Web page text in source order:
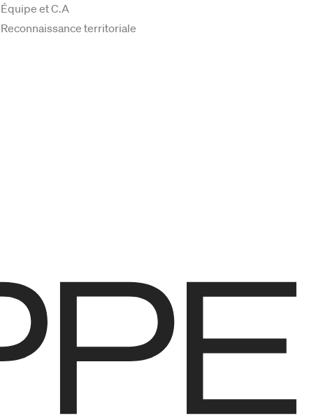
Équipe et C.A
Reconnaissance territoriale